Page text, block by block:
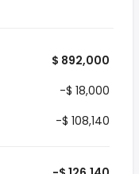
$ 892,000
-$ 18,000
-$ 108,140